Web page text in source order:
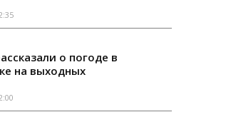
о погоде в
на выходных